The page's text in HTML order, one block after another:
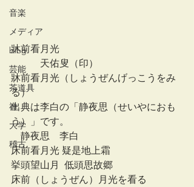
音楽
メディア
blog
芸能
茶道具
禅
大学
稽古
牀前看月光
天佑叟（印）
牀前看月光（しょうぜんげっこうをみ
る）
出典は李白の「静夜思（せいやにおも
う）」です。
静夜思　李白
床前看月光 疑是地上霜
挙頭望山月  低頭思故郷
床前（しょうぜん）月光を看る